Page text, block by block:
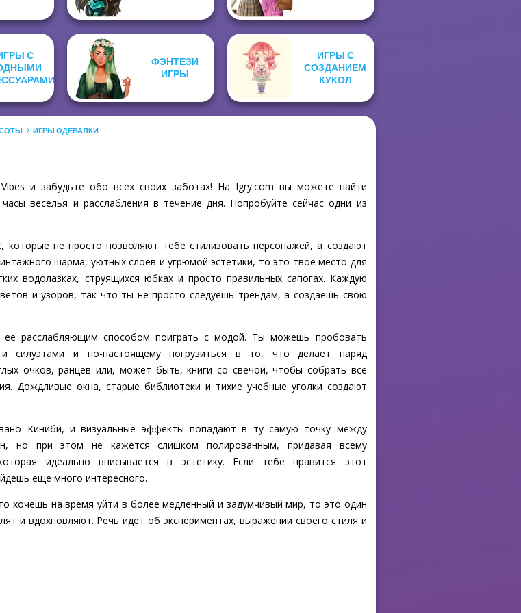
С
ФЭНТЕЗИ
ИГРЫ
ИГРЫ С
СОЗДАНИЕМ
КУКОЛ
ИГРЫ ОДЕВАЛКИ
и забудьте обо всех своих заботах! На Igry.com вы можете найти
веселья и расслабления в течение дня. Попробуйте сейчас одни из
которые не просто позволяют тебе стилизовать персонажей, а создают
шарма, уютных слоев и угрюмой эстетики, то это твое место для
водолазках, струящихся юбках и просто правильных сапогах. Каждую
и узоров, так что ты не просто следуешь трендам, а создаешь свою
расслабляющим способом поиграть с модой. Ты можешь пробовать
и силуэтами и по-настоящему погрузиться в то, что делает наряд
очков, ранцев или, может быть, книги со свечой, чтобы собрать все
Дождливые окна, старые библиотеки и тихие учебные уголки создают
Киниби, и визуальные эффекты попадают в ту самую точку между
но при этом не кажется слишком полированным, придавая всему
идеально вписывается в эстетику. Если тебе нравится этот
еще много интересного.
хочешь на время уйти в более медленный и задумчивый мир, то это один
и вдохновляют. Речь идет об экспериментах, выражении своего стиля и